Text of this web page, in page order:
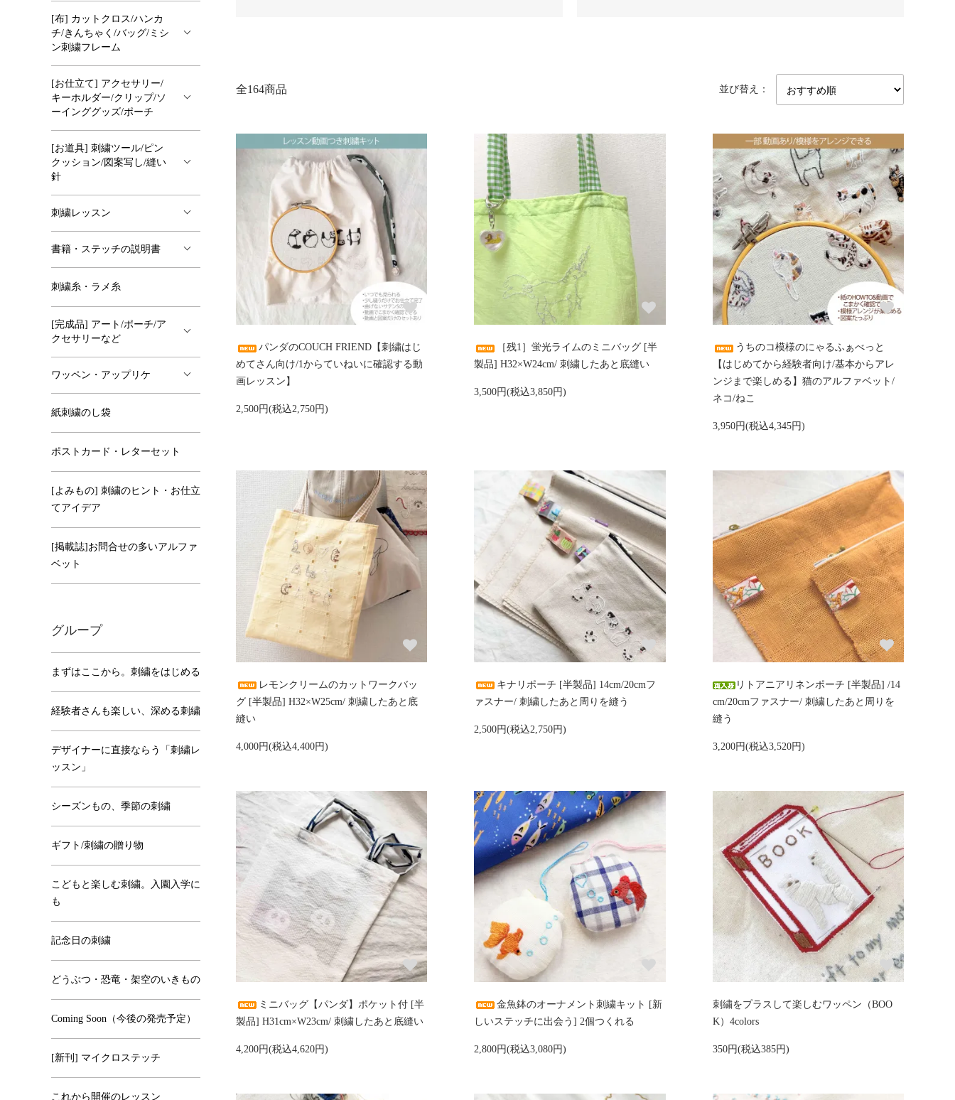
全164商品 並び替え：
パンダのCOUCH FRIEND【刺繍はじ
めてさん向け/1からていねいに確認する動
画レッスン】
2,500円(税込2,750円)
［残1］蛍光ライムのミニバッグ [半
製品] H32×W24cm/ 刺繍したあと底縫い
3,500円(税込3,850円)
うちのコ模様のにゃるふぁべっと
【はじめてから経験者向け/基本からアレ
ンジまで楽しめる】猫のアルファベット/
ネコ/ねこ
3,950円(税込4,345円)
レモンクリームのカットワークバッ
グ [半製品] H32×W25cm/ 刺繍したあと底
縫い
4,000円(税込4,400円)
キナリポーチ [半製品] 14cm/20cmフ
ァスナー/ 刺繍したあと周りを縫う
2,500円(税込2,750円)
リトアニアリネンポーチ [半製品] /14
cm/20cmファスナー/ 刺繍したあと周りを
縫う
3,200円(税込3,520円)
ミニバッグ【パンダ】ポケット付 [半
製品] H31cm×W23cm/ 刺繍したあと底縫い
4,200円(税込4,620円)
金魚鉢のオーナメント刺繍キット [新
しいステッチに出会う] 2個つくれる
2,800円(税込3,080円)
刺繍をプラスして楽しむワッペン（BOO
K）4colors
350円(税込385円)
[布] カットクロス/ハンカ
チ/きんちゃく/バッグ/ミシ
ン刺繍フレーム
[お仕立て] アクセサリー/
キーホルダー/クリップ/ソ
ーインググッズ/ポーチ
[お道具] 刺繍ツール/ピン
クッション/図案写し/縫い
針
刺繍レッスン
書籍・ステッチの説明書
刺繍糸・ラメ糸
[完成品] アート/ポーチ/ア
クセサリーなど
ワッペン・アップリケ
紙刺繍のし袋
ポストカード・レターセット
[よみもの] 刺繍のヒント・お仕立
てアイデア
[掲載誌]お問合せの多いアルファ
ベット
グループ
まずはここから。刺繍をはじめる
経験者さんも楽しい、深める刺繍
デザイナーに直接ならう「刺繍レ
ッスン」
シーズンもの、季節の刺繍
ギフト/刺繍の贈り物
こどもと楽しむ刺繍。入園入学に
も
記念日の刺繍
どうぶつ・恐竜・架空のいきもの
Coming Soon（今後の発売予定）
[新刊] マイクロステッチ
これから開催のレッスン